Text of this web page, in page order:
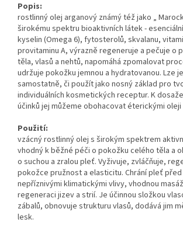
Popis:
rostlinný olej arganový známý též jako „
širokému spektru bioaktivních látek -
kyselin (Omega 6), fytosterolů, skvalanu,
provitaminu A, výrazně regeneruje a pečuje o
těla, vlasů a nehtů, napomáhá zpomalovat
udržuje pokožku jemnou a hydratovanou. Lze
samostatně, či použít jako nosný základ pro
individuálních kosmetických receptur. K
účinků jej můžeme obohacovat éterickými oleji
Použití:
vzácný rostlinný olej s širokým spektrem
vhodný k běžné péči o pokožku celého těla a
o suchou a zralou pleť. Vyživuje, zvláčňuje,
pokožce pružnost a elasticitu. Chrání pleť před
nepříznivými klimatickými vlivy, vhodnou
regeneraci jizev a strií. Je účinnou složkou
zábalů, obnovuje strukturu vlasů, dodává jim
lesk.